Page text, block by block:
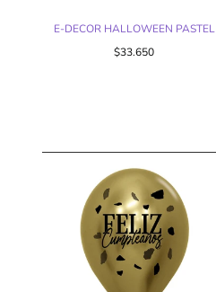
E-DECOR HALLOWEEN PASTEL
$33.650